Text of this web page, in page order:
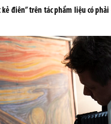
kẻ điên” trên tác phẩm liệu có